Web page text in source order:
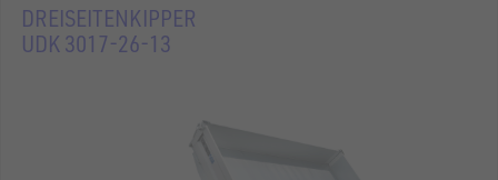
DREISEITENKIPPER
UDK 3017-26-13